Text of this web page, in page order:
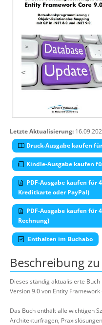
Letzte Aktualisierung:
Druck-Ausgabe kaufen
Kindle-Ausgabe kaufen
PDF-Ausgabe kaufen für
Kreditkarte oder PayPal)
PDF-Ausgabe kaufen für
Rechnung)
Enthalten im Buchabo
Beschreibung
Dieses ständig aktualisierte
Version 9.0 von Entity Framework
Das Buch enthält alle wichtigen
Architekturfragen,